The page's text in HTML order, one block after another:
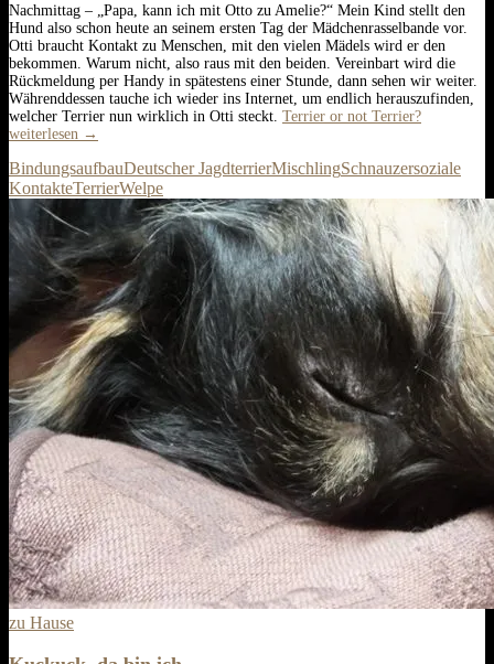
Nachmittag – „Papa, kann ich mit Otto zu Amelie?“ Mein Kind stellt den
Hund also schon heute an seinem ersten Tag der Mädchenrasselbande vor.
Otti braucht Kontakt zu Menschen, mit den vielen Mädels wird er den
bekommen. Warum nicht, also raus mit den beiden. Vereinbart wird die
Rückmeldung per Handy in spätestens einer Stunde, dann sehen wir weiter.
Währenddessen tauche ich wieder ins Internet, um endlich herauszufinden,
welcher Terrier nun wirklich in Otti steckt. Terrier or not Terrier?
weiterlesen →
BindungsaufbauDeutscher JagdterrierMischlingSchnauzersoziale
KontakteTerrierWelpe
zu Hause